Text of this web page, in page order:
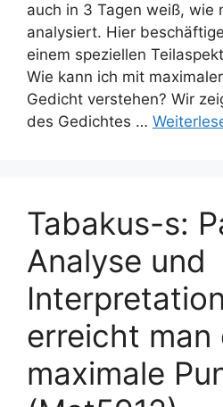
auch in 3 Tagen weiß, wie
analysiert. Hier
einem speziellen
Wie kann ich mit
Gedicht verstehen? Wir
des Gedichtes …
Tabakus-s:
Analyse und
erreicht man
maximale